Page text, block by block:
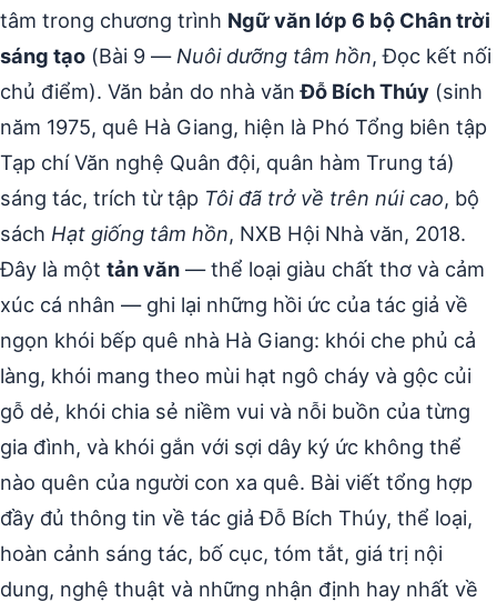
tâm trong chương trình Ngữ văn lớp 6 bộ Chân trời
sáng tạo (Bài 9 — Nuôi dưỡng tâm hồn, Đọc kết nối
chủ điểm). Văn bản do nhà vănĐỗ Bích Thúy (sinh
năm 1975, quê Hà Giang, hiện là Phó Tổng biên tập
Tạp chí Văn nghệ Quân đội, quân hàm Trung tá)
sáng tác, trích từ tập Tôi đã trở về trên núi cao, bộ
sách Hạt giống tâm hồn, NXB Hội Nhà văn, 2018.
Đây là một tản văn — thể loại giàu chất thơ và cảm
xúc cá nhân — ghi lại những hồi ức của tác giả về
ngọn khói bếp quê nhà Hà Giang: khói che phủ cả
làng, khói mang theo mùi hạt ngô cháy và gộc củi
gỗ dẻ, khói chia sẻ niềm vui và nỗi buồn của từng
gia đình, và khói gắn với sợi dây ký ức không thể
nào quên của người con xa quê. Bài viết tổng hợp
đầy đủ thông tin về tác giả Đỗ Bích Thúy, thể loại,
hoàn cảnh sáng tác, bố cục, tóm tắt, giá trị nội
dung, nghệ thuật và những nhận định hay nhất về